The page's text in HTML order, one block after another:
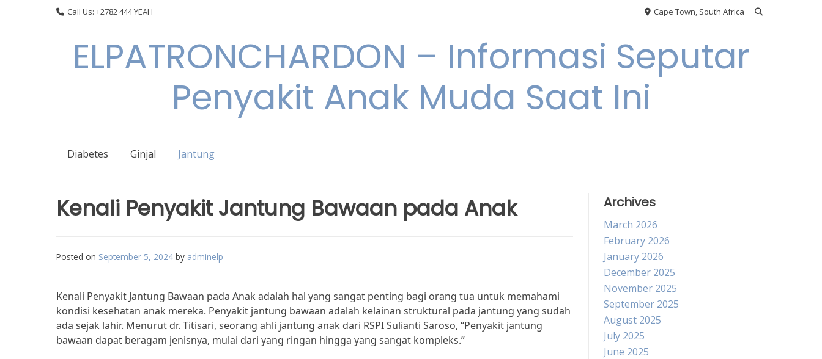
Call Us: +2782 444 YEAH Cape Town, South Africa
ELPATRONCHARDON – Informasi Seputar
Penyakit Anak Muda Saat Ini
Diabetes Ginjal Jantung
Kenali Penyakit Jantung Bawaan pada Anak
Posted on September 5, 2024 by adminelp
Kenali Penyakit Jantung Bawaan pada Anak adalah hal yang sangat penting bagi orang tua untuk memahami
kondisi kesehatan anak mereka. Penyakit jantung bawaan adalah kelainan struktural pada jantung yang sudah
ada sejak lahir. Menurut dr. Titisari, seorang ahli jantung anak dari RSPI Sulianti Saroso, “Penyakit jantung
bawaan dapat beragam jenisnya, mulai dari yang ringan hingga yang sangat kompleks.”
Archives
March 2026
February 2026
January 2026
December 2025
November 2025
September 2025
August 2025
July 2025
June 2025